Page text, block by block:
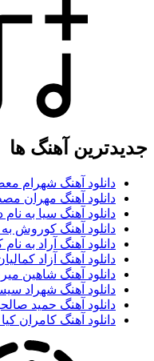
جدیدترین آهنگ ها
دانلود آهنگ شهرام
دانلود آهنگ مهران
دانلود آهنگ سیا به
دانلود آهنگ کوروش به
دانلود آهنگ آراد به
دانلود آهنگ آزاد
دانلود آهنگ شاهین
دانلود آهنگ شهراد
دانلود آهنگ حمید
دانلود آهنگ کامران کیا